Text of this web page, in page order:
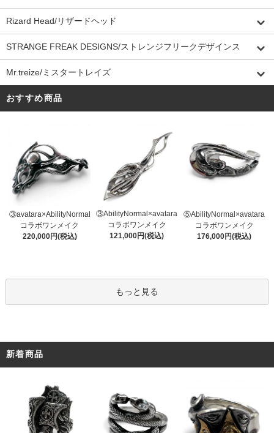
Rizard Head/リザードヘッド
STRANGE FREAK DESIGNS/ストレンジフリークデザインス
Mr.treize/ミスタートレイズ
おすすめ商品
③avatara×AbilityNormal
コラボワンメイク
220,000円(税込)
③AbilityNormal×avatara
コラボワンメイク
121,000円(税込)
⑤AbilityNormal×avatara
コラボワンメイク
176,000円(税込)
もっと見る
新着商品